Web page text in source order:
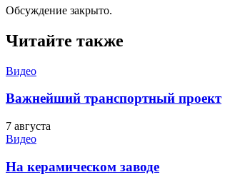
Обсуждение закрыто.
Читайте также
Видео
Важнейший транспортный проект
7 августа
Видео
На керамическом заводе